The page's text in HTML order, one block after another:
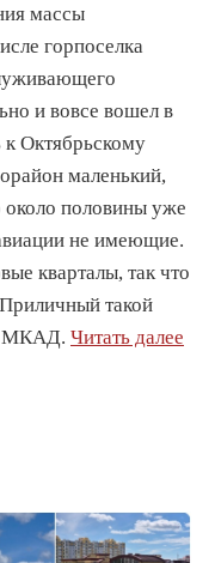
массы
горпоселка
и вовсе вошел в
Октябрьскому
маленький,
около половины уже
не имеющие.
кварталы, так что
такой
МКАД. Читать далее